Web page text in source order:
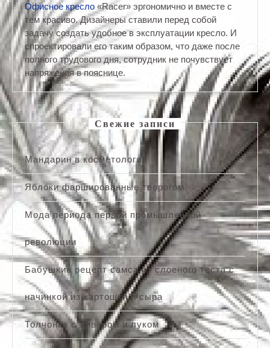
Офисное кресло «Racer» эргономично и вместе с
тем красиво. Дизайнеры ставили перед собой
задачу создать удобное в эксплуатации кресло. И
спроектировали его таким образом, что даже после
полного трудового дня, сотрудник не почувствует
напряжения в пояснице.
Свежие записи
Мандарин в косметологии
Яблоки фаршированные творогом
Мода периода первой промышленной
революции
Бабушкин рецепт самса из слоеного теста с
начинкой из картошки и сыра
Толчонка с ливером и луком